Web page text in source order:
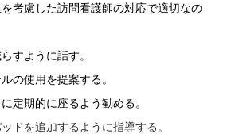
考慮した訪問看護師の対応で適切なの
すように話す。
の使用を提案する。
定期的に座るよう勧める。
ドを追加するように指導する。